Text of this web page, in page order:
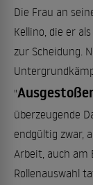
Die Frau an
Kellino, die er
zur Scheidung.
"
überzeugende
endgültig zwar,
Arbeit, auch am
Rollenauswahl